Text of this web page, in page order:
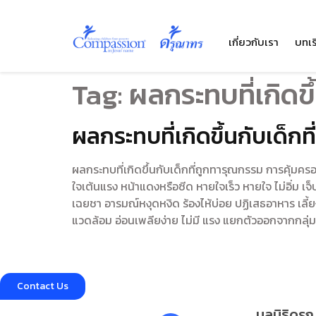
เกี่ยวกับเรา บท
Tag: ผลกระทบที่เกิ
ผลกระทบที่เกิดขึ้นกับเด็
ผลกระทบที่เกิดขึ้นกับเด็กที่ถูกทารุณกรรม การคุ้มครอ
ใจเต้นแรง หน้าแดงหรือซีด หายใจเร็ว หายใจ ไม่อิ่ม
เฉยชา อารมณ์หงุดหงิด ร้องไห้บ่อย ปฏิเสธอาหาร เ
แวดล้อม อ่อนเพลียง่าย ไม่มี แรง แยกตัวออกจากก
Contact Us